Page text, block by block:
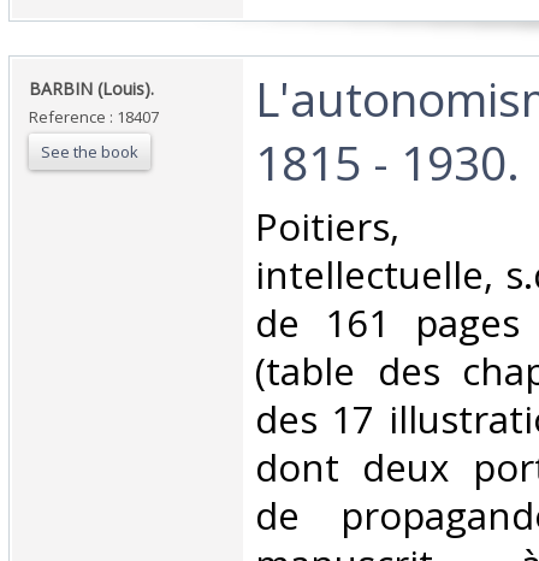
‎BARBIN (Louis).‎
Reference : 18407
See the book
1815 - 1930.‎
‎Poitiers,
intellectuelle,
de 161
(table des
des 17
dont deux
de